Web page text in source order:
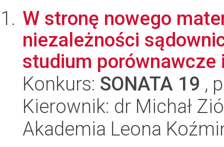
W stronę nowego
niezależności
studium porównawcze
Konkurs: SONATA 19 ,
Kierownik: dr Michał
Akademia Leona